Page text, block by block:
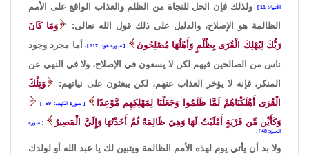
الأنبياء: 11 ،ولذلك فإن الحل للنجاة من الظلم والعذاب الواقع على الأمم
الظالمة هو الإصلاح، والدليل على ذلك قول الله تعالى:
وَمَا كَانَ
رَبُّكَ لِيُهْلِكَ الْقُرَى بِظُلْمٍ وَأَهْلُهَا مُصْلِحُونَ
سورة هود: 117 ، أما مجرد وجود
ناس من الصالحين فيهم لكن لا يسعون في الإصلاح، ولا في النهي عن
المنكر، فإنه لا يؤخر العذاب عنهم، لكن يبعثون على نياتهم:
وَتِلْكَ
الْقُرَى أَهْلَكْنَاهُمْ لَمَّا ظَلَمُوا وَجَعَلْنَا لِمَهْلِكِهِم مَّوْعِدًا
سورة الكهف: 59
وَكَأَيِّن مِّن قَرْيَةٍ أَمْلَيْتُ لَهَا وَهِيَ ظَالِمَةٌ ثُمَّ أَخَذْتُهَا وَإِلَيَّ الْمَصِيرُ
سورة
الحـج: 48
ولا بد أن يأتي يوم لهذه الأمم الظالمة ويتبين لك يا عبد الله أو لولدك